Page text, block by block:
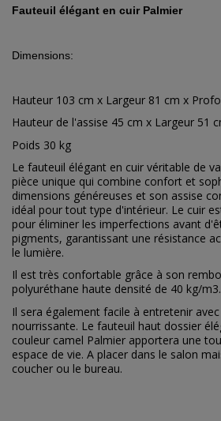
Fauteuil élégant en cuir Palmier
Dimensions:
Hauteur 103 cm x Largeur 81 cm x
Hauteur de l'assise 45 cm x Largeur 51
Poids 30 kg
Le fauteuil élégant en cuir véritable de
pièce unique qui combine confort et
dimensions généreuses et son assise
idéal pour tout type d'intérieur. Le cuir
pour éliminer les imperfections avant
pigments, garantissant une résistance
le lumière.
Il est très confortable grâce à son
polyuréthane haute densité de 40 kg/m3.
Il sera également facile à entretenir
nourrissante. Le fauteuil haut dossier
couleur camel Palmier apportera une
espace de vie. A placer dans le salon
coucher ou le bureau.